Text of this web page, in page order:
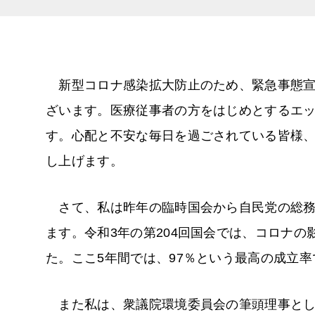
新型コロナ感染拡大防止のため、緊急事態
ざいます。医療従事者の方をはじめとするエ
す。心配と不安な毎日を過ごされている皆様
し上げます。
さて、私は昨年の臨時国会から自民党の総
ます。令和3年の第204回国会では、コロナ
た。ここ5年間では、97％という最高の成立
また私は、衆議院環境委員会の筆頭理事と